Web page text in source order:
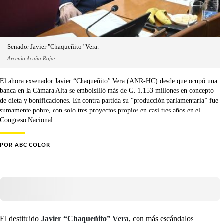
Senador Javier "Chaqueñito" Vera.
Arcenio Acuña Rojas
El ahora exsenador Javier “Chaqueñito” Vera (ANR-HC) desde que ocupó una
banca en la Cámara Alta se embolsilló más de G. 1.153 millones en concepto
de dieta y bonificaciones. En contra partida su “producción parlamentaria” fue
sumamente pobre, con solo tres proyectos propios en casi tres años en el
Congreso Nacional.
POR ABC COLOR
El destituido Javier “Chaqueñito” Vera, con más escándalos